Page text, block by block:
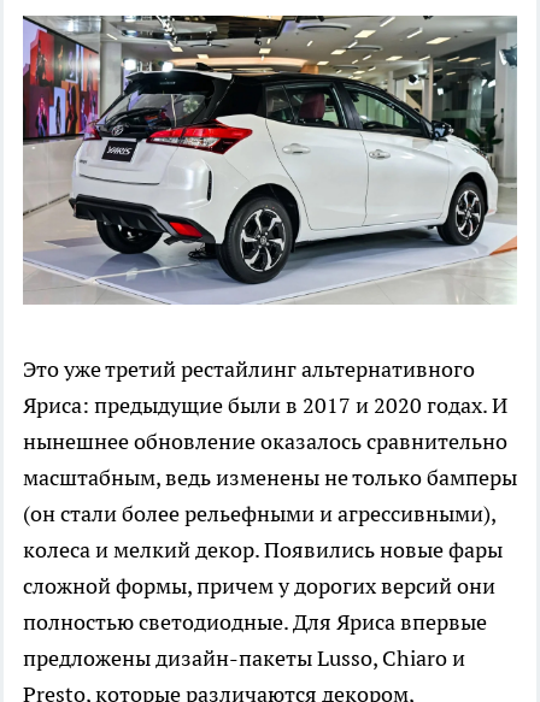
Это уже третий рестайлинг альтернативного
Яриса: предыдущие были в 2017 и 2020 годах. И
нынешнее обновление оказалось сравнительно
масштабным, ведь изменены не только бамперы
(он стали более рельефными и агрессивными),
колеса и мелкий декор. Появились новые фары
сложной формы, причем у дорогих версий они
полностью светодиодные. Для Яриса впервые
предложены дизайн-пакеты Lusso, Chiaro и
Presto, которые различаются декором,